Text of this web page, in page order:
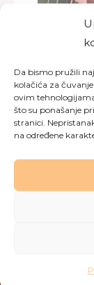
Da bismo pružili
kolačića za
ovim
što su ponašanje
stranici.
na određene
održan je